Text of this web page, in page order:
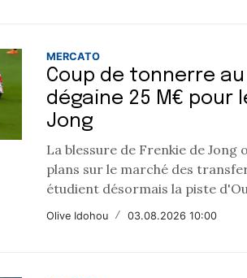
MERCATO
Coup de tonnerre au
dégaine 25 M€ pour
Jong
La blessure de Frenkie de Jong
plans sur le marché des
étudient désormais la piste
Olive Idohou / 03.08.2026 10:00